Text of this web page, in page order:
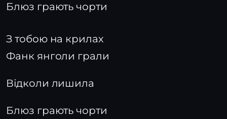
Блюз грають чорти
З тобою на крилах
Фанк янголи грали
Відколи лишила
Блюз грають чорти